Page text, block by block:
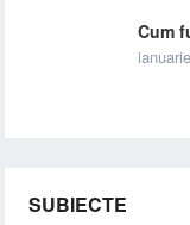
Cum
SUBIECTE